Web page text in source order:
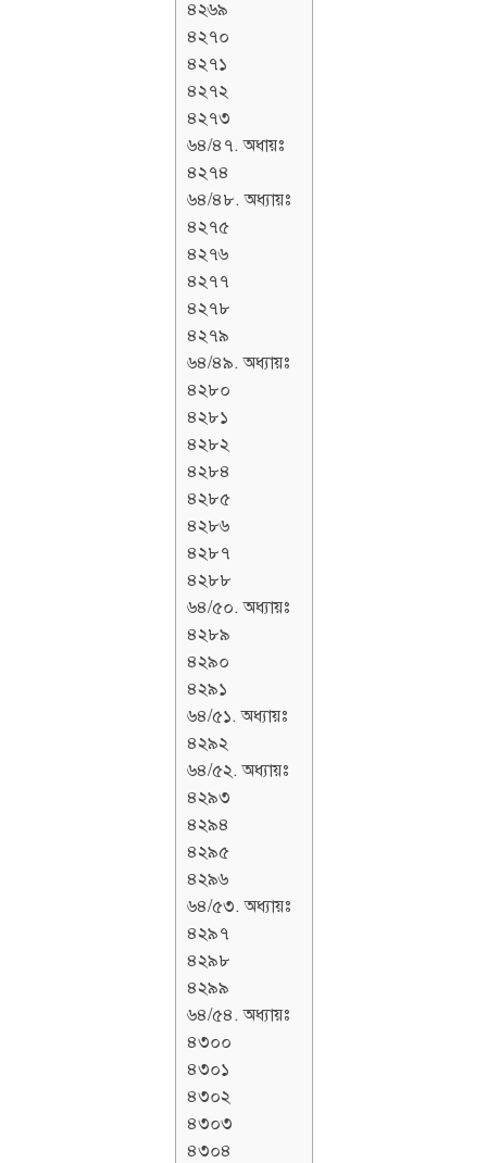
৪২৬৯
৪২৭০
৪২৭১
৪২৭২
৪২৭৩
৬৪/৪৭. অধায়ঃ
৪২৭৪
৬৪/৪৮. অধ্যায়ঃ
৪২৭৫
৪২৭৬
৪২৭৭
৪২৭৮
৪২৭৯
৬৪/৪৯. অধ্যায়ঃ
৪২৮০
৪২৮১
৪২৮২
৪২৮৪
৪২৮৫
৪২৮৬
৪২৮৭
৪২৮৮
৬৪/৫০. অধ্যায়ঃ
৪২৮৯
৪২৯০
৪২৯১
৬৪/৫১. অধ্যায়ঃ
৪২৯২
৬৪/৫২. অধ্যায়ঃ
৪২৯৩
৪২৯৪
৪২৯৫
৪২৯৬
৬৪/৫৩. অধ্যায়ঃ
৪২৯৭
৪২৯৮
৪২৯৯
৬৪/৫৪. অধ্যায়ঃ
৪৩০০
৪৩০১
৪৩০২
৪৩০৩
৪৩০৪